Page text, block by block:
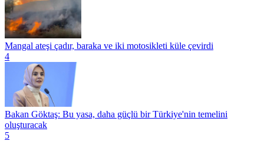
Mangal ateşi çadır, baraka ve iki motosikleti küle çevirdi
4
Bakan Göktaş: Bu yasa, daha güçlü bir Türkiye'nin temelini
oluşturacak
5